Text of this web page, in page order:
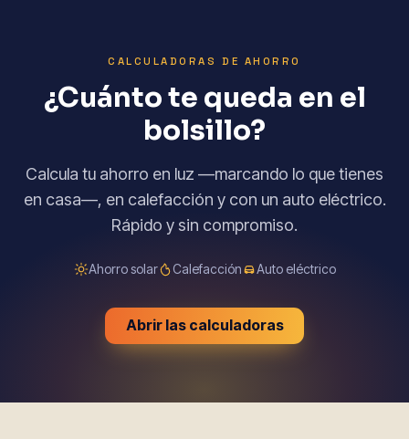
CALCULADORAS DE AHORRO
¿Cuánto te queda en el
bolsillo?
Calcula tu ahorro en luz —marcando lo que tienes
en casa—, en calefacción y con un auto eléctrico.
Rápido y sin compromiso.
Ahorro solar Calefacción Auto eléctrico
Abrir las calculadoras